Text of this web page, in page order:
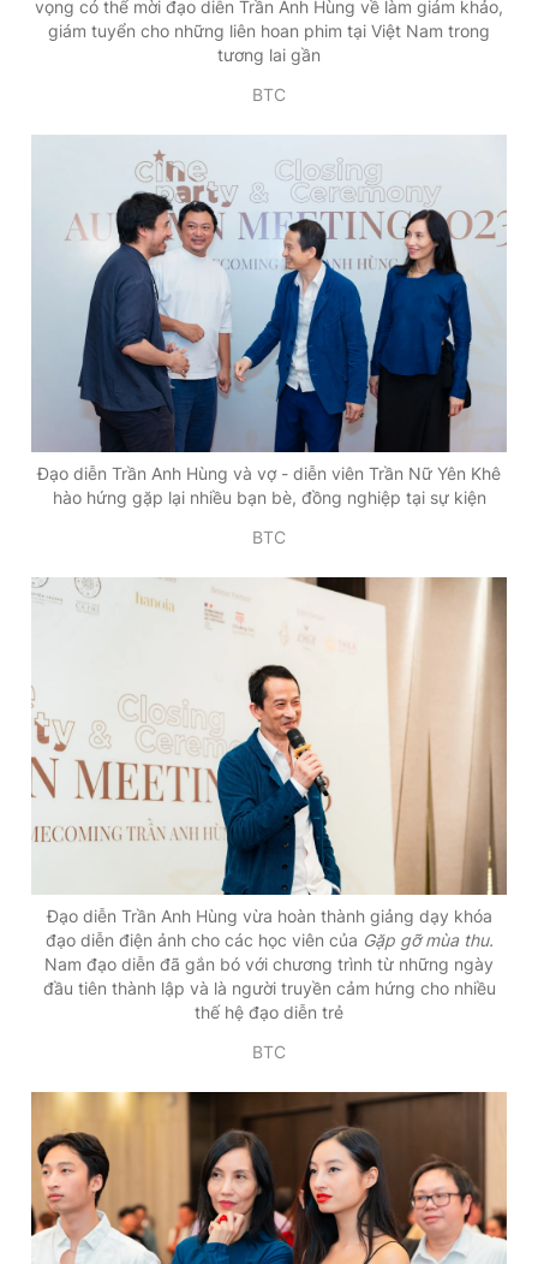
vọng có thể mời đạo diễn Trần Anh Hùng về làm giám khảo,
giám tuyển cho những liên hoan phim tại Việt Nam trong
tương lai gần
BTC
Đạo diễn Trần Anh Hùng và vợ - diễn viên Trần Nữ Yên Khê
hào hứng gặp lại nhiều bạn bè, đồng nghiệp tại sự kiện
BTC
Đạo diễn Trần Anh Hùng vừa hoàn thành giảng dạy khóa
đạo diễn điện ảnh cho các học viên của Gặp gỡ mùa thu.
Nam đạo diễn đã gắn bó với chương trình từ những ngày
đầu tiên thành lập và là người truyền cảm hứng cho nhiều
thế hệ đạo diễn trẻ
BTC